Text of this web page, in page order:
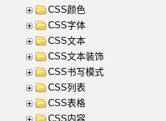
CSS颜色
CSS字体
CSS文本
CSS文本装饰
CSS书写模式
CSS列表
CSS表格
CSS内容